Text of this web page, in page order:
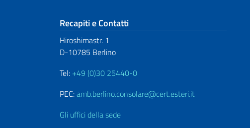
Sezione footer
Recapiti e Contatti
Hiroshimastr. 1
D-10785 Berlino
Tel: +49 (0)30 25440-0
PEC:amb.berlino.consolare@cert.esteri.it
Gli uffici della sede